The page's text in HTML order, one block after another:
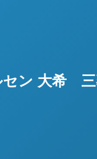
セン 大希 三